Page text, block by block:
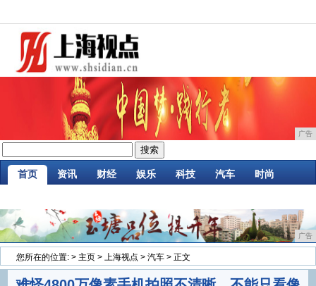
广告
首页 资讯 财经 娱乐 科技 汽车 时尚
广告
您所在的位置: > 主页 > 上海视点 > 汽车 > 正文